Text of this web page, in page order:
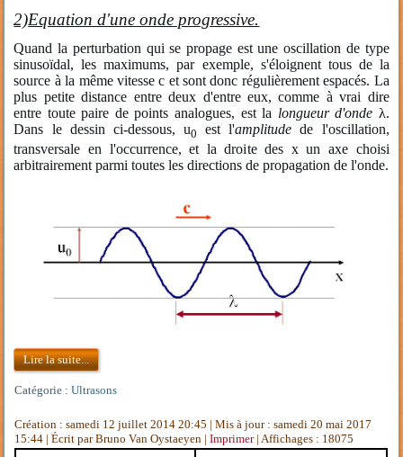
2)Equation d'une onde progressive.
Quand la perturbation qui se propage est une oscillation de type
sinusoïdal, les maximums, par exemple, s'éloignent tous de la
source à la même vitesse c et sont donc régulièrement espacés. La
plus petite distance entre deux d'entre eux, comme à vrai dire
entre toute paire de points analogues, est la longueur d'onde λ.
Dans le dessin ci-dessous, u0 est l'amplitude de l'oscillation,
transversale en l'occurrence, et la droite des x un axe choisi
arbitrairement parmi toutes les directions de propagation de l'onde.
Lire la suite...
Catégorie :Ultrasons
Création : samedi 12 juillet 2014 20:45 |Mis à jour : samedi 20 mai 2017
15:44 |Écrit par Bruno Van Oystaeyen |Imprimer | Affichages : 18075